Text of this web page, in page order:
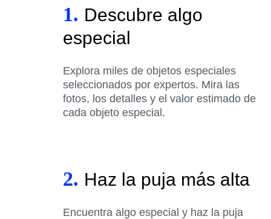
1. Descubre algo
especial
Explora miles de objetos especiales
seleccionados por expertos. Mira las
fotos, los detalles y el valor estimado de
cada objeto especial.
2. Haz la puja más alta
Encuentra algo especial y haz la puja